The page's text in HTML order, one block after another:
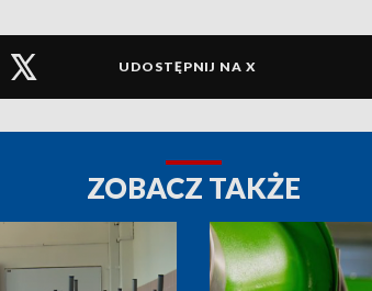
UDOSTĘPNIJ NA X
ZOBACZ TAKŻE